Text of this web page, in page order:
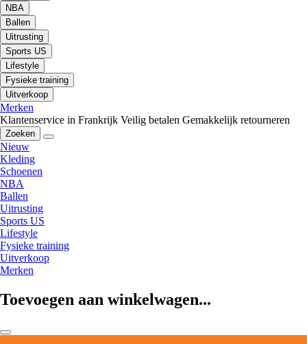
NBA
Ballen
Uitrusting
Sports US
Lifestyle
Fysieke training
Uitverkoop
Merken
Klantenservice in Frankrijk Veilig betalen Gemakkelijk retourneren
Zoeken
Nieuw
Kleding
Schoenen
NBA
Ballen
Uitrusting
Sports US
Lifestyle
Fysieke training
Uitverkoop
Merken
Toevoegen aan winkelwagen...